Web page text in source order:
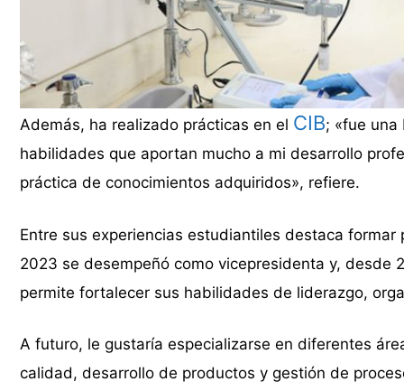
Además, ha realizado prácticas en el CIB; «fue una
habilidades que aportan mucho a mi desarrollo
práctica de conocimientos adquiridos», refiere.
Entre sus experiencias estudiantiles destaca
2023 se desempeñó como vicepresidenta y, desde
permite fortalecer sus habilidades de liderazgo,
A futuro, le gustaría especializarse en diferentes
calidad, desarrollo de productos y gestión de